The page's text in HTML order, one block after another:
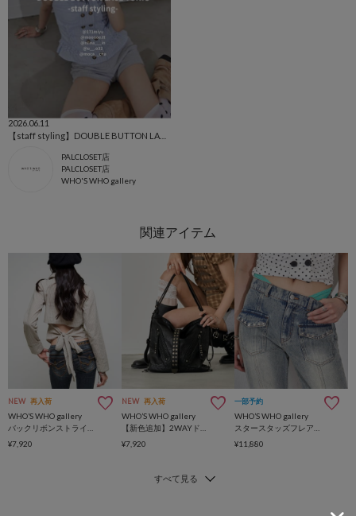
2026.06.11
PALCLOSET店
PALCLOSET店
WHO'S WHO gallery
NEW 再入荷
WHO’S WHO gallery
¥7,920
NEW 再入荷
WHO’S WHO gallery
¥7,920
一部予約
WHO’S WHO gallery
¥11,880